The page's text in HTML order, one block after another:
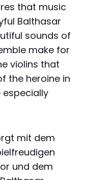
that music
Balthasar
sounds of
make for
violins that
the heroine in
mit dem
und dem